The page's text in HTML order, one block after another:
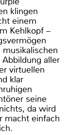
klingen
einem
Kehlkopf –
aller
virtuellen
klar
seine
da wird
macht einfach